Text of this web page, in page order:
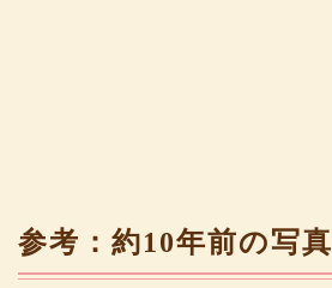
参考：約10年前の写真